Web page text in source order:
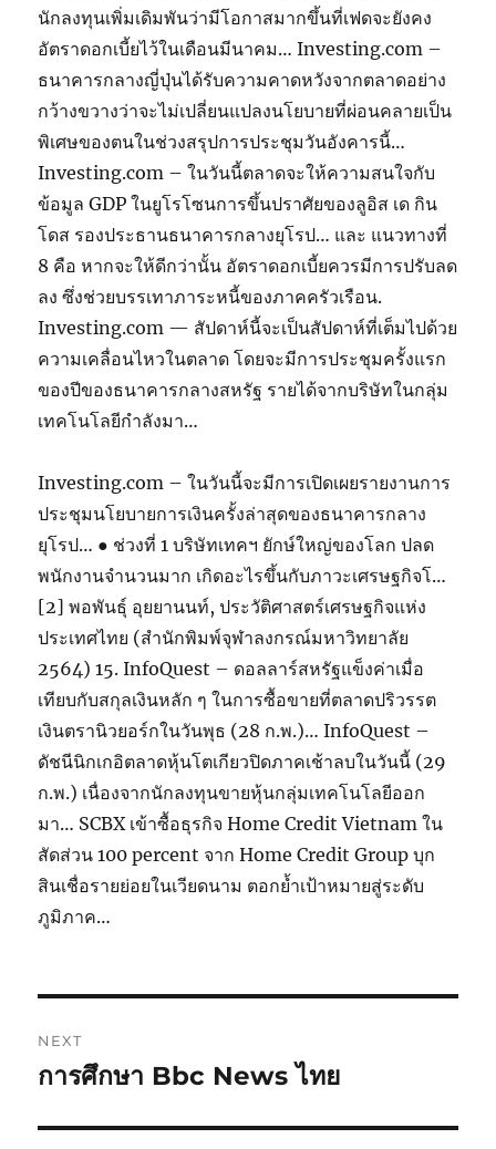
นักลงทุนเพิ่มเดิมพันว่ามีโอกาสมากขึ้นที่เฟดจะยังคง
อัตราดอกเบี้ยไว้ในเดือนมีนาคม… Investing.com –
ธนาคารกลางญี่ปุ่นได้รับความคาดหวังจากตลาดอย่าง
กว้างขวางว่าจะไม่เปลี่ยนแปลงนโยบายที่ผ่อนคลายเป็น
พิเศษของตนในช่วงสรุปการประชุมวันอังคารนี้…
Investing.com – ในวันนี้ตลาดจะให้ความสนใจกับ
ข้อมูล GDP ในยูโรโซนการขึ้นปราศัยของลูอิส เด กิน
โดส รองประธานธนาคารกลางยุโรป… และ แนวทางที่
8 คือ หากจะให้ดีกว่านั้น อัตราดอกเบี้ยควรมีการปรับลด
ลง ซึ่งช่วยบรรเทาภาระหนี้ของภาคครัวเรือน.
Investing.com — สัปดาห์นี้จะเป็นสัปดาห์ที่เต็มไปด้วย
ความเคลื่อนไหวในตลาด โดยจะมีการประชุมครั้งแรก
ของปีของธนาคารกลางสหรัฐ รายได้จากบริษัทในกลุ่ม
เทคโนโลยีกำลังมา…
Investing.com – ในวันนี้จะมีการเปิดเผยรายงานการ
ประชุมนโยบายการเงินครั้งล่าสุดของธนาคารกลาง
ยุโรป… ● ช่วงที่ 1 บริษัทเทคฯ ยักษ์ใหญ่ของโลก ปลด
พนักงานจำนวนมาก เกิดอะไรขึ้นกับภาวะเศรษฐกิจโ…
[2] พอพันธุ์ อุยยานนท์, ประวัติศาสตร์เศรษฐกิจแห่ง
ประเทศไทย (สำนักพิมพ์จุฬาลงกรณ์มหาวิทยาลัย
2564) 15. InfoQuest – ดอลลาร์สหรัฐแข็งค่าเมื่อ
เทียบกับสกุลเงินหลัก ๆ ในการซื้อขายที่ตลาดปริวรรต
เงินตรานิวยอร์กในวันพุธ (28 ก.พ.)… InfoQuest –
ดัชนีนิกเกอิตลาดหุ้นโตเกียวปิดภาคเช้าลบในวันนี้ (29
ก.พ.) เนื่องจากนักลงทุนขายหุ้นกลุ่มเทคโนโลยีออก
มา… SCBX เข้าซื้อธุรกิจ Home Credit Vietnam ใน
สัดส่วน 100 percent จาก Home Credit Group บุก
สินเชื่อรายย่อยในเวียดนาม ตอกย้ำเป้าหมายสู่ระดับ
ภูมิภาค…
navigation
NEXT
Next
การศึกษา Bbc News ไทย